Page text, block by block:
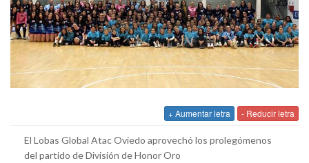
+ Aumentar letra - Reducir letra
El Lobas Global Atac Oviedo aprovechó los prolegómenos
del partido de División de Honor Oro